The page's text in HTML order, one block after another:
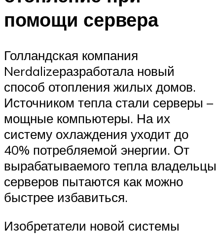
помощи сервера
Голландская компания
Nerdalizeразработала новый
способ отопления жилых домов.
Источником тепла стали серверы –
мощные компьютеры. На их
систему охлаждения уходит до
40% потребляемой энергии. От
вырабатываемого тепла владельцы
серверов пытаются как можно
быстрее избавиться.
Изобретатели новой системы